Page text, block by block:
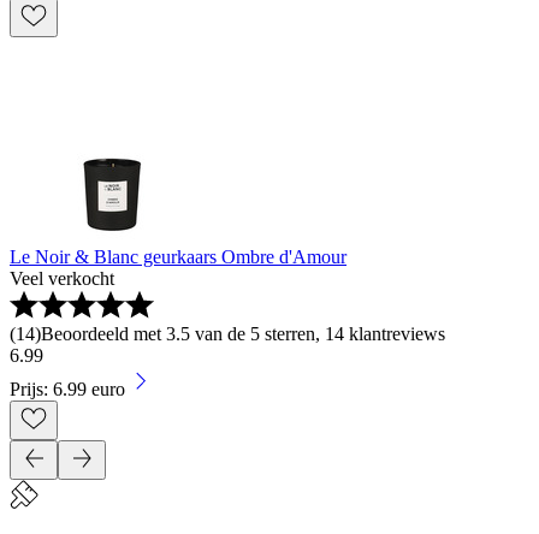
Le Noir & Blanc geurkaars Ombre d'Amour
Veel verkocht
(14)Beoordeeld met 3.5 van de 5 sterren, 14 klantreviews
6.99
Prijs: 6.99 euro